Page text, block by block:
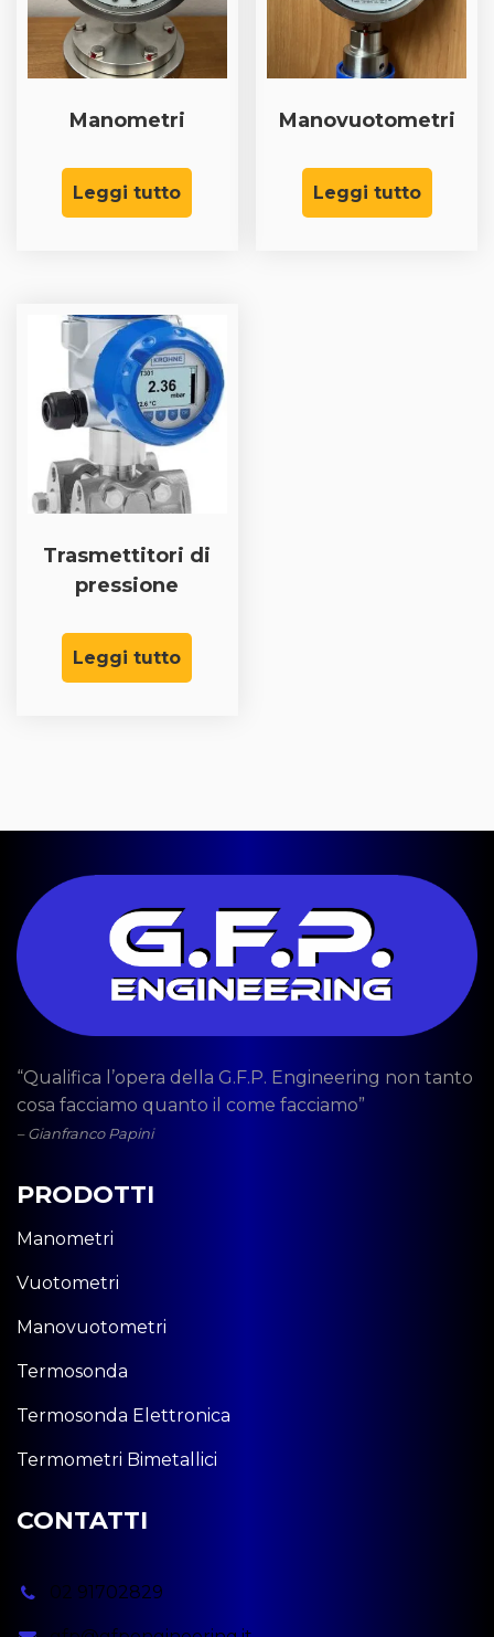
Manometri
Leggi tutto
Manovuotometri
Leggi tutto
Trasmettitori di
pressione
Leggi tutto
“Qualifica l’opera della G.F.P. Engineering non tanto
cosa facciamo quanto il come facciamo”
– Gianfranco Papini
PRODOTTI
Manometri
Vuotometri
Manovuotometri
Termosonda
Termosonda Elettronica
Termometri Bimetallici
CONTATTI
02 91702829